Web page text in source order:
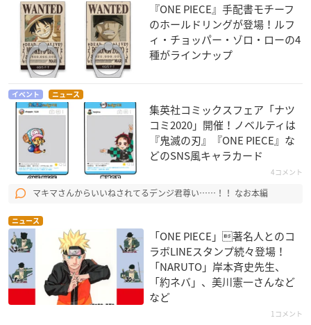
『ONE PIECE』手配書モチーフ
のホールドリングが登場！ルフ
ィ・チョッパー・ゾロ・ローの4
種がラインナップ
イベント ニュース
集英社コミックスフェア「ナツ
コミ2020」開催！ノベルティは
『鬼滅の刃』『ONE PIECE』な
どのSNS風キャラカード
4コメント
マキマさんからいいねされてるデンジ君尊い……！！ なお本編
ニュース
「ONE PIECE」著名人とのコ
ラボLINEスタンプ続々登場！
「NARUTO」岸本斉史先生、
「約ネバ」、美川憲一さんなど
など
1コメント